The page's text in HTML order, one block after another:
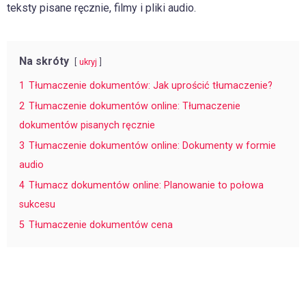
teksty pisane ręcznie, filmy i pliki audio.
Na skróty ukryj
1 Tłumaczenie dokumentów: Jak uprościć tłumaczenie?
2 Tłumaczenie dokumentów online: Tłumaczenie
dokumentów pisanych ręcznie
3 Tłumaczenie dokumentów online: Dokumenty w formie
audio
4 Tłumacz dokumentów online: Planowanie to połowa
sukcesu
5 Tłumaczenie dokumentów cena